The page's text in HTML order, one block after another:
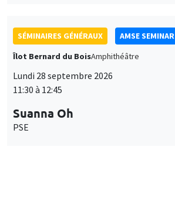
SÉMINAIRES GÉNÉRAUX
AMSE SEMINAR
Îlot Bernard du BoisAmphithéâtre
Lundi 28 septembre 2026
11:30 à 12:45
Suanna Oh
PSE